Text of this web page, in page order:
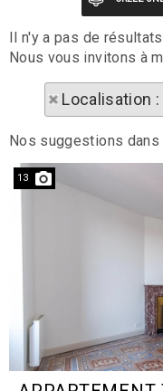
Il n'y a pas de
Nous vous invitons à
Localisation :
Nos suggestions dans
13